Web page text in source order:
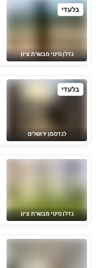
בלעדי
נדלן סיטי מבשרת ציון
בלעדי
לנדסמן ירושלים
נדלן סיטי מבשרת ציון